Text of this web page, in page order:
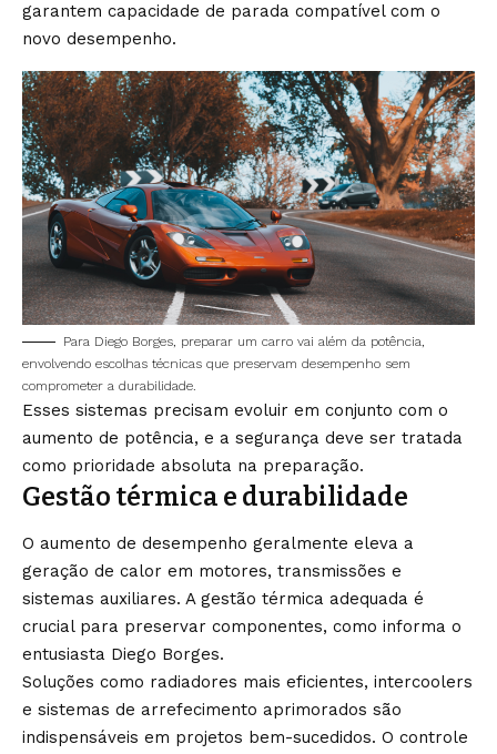
garantem capacidade de parada compatível com o
novo desempenho.
Para Diego Borges, preparar um carro vai além da potência,
envolvendo escolhas técnicas que preservam desempenho sem
comprometer a durabilidade.
Esses sistemas precisam evoluir em conjunto com o
aumento de potência, e a segurança deve ser tratada
como prioridade absoluta na preparação.
Gestão térmica e durabilidade
O aumento de desempenho geralmente eleva a
geração de calor em motores, transmissões e
sistemas auxiliares. A gestão térmica adequada é
crucial para preservar componentes, como informa o
entusiasta Diego Borges.
Soluções como radiadores mais eficientes, intercoolers
e sistemas de arrefecimento aprimorados são
indispensáveis em projetos bem-sucedidos. O controle